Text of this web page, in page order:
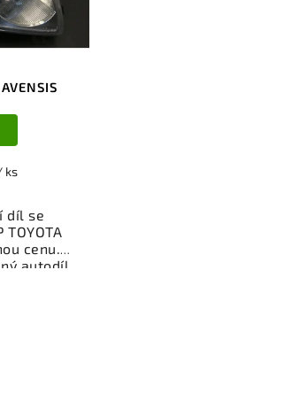
ks
díl se
cenu.
autodíl